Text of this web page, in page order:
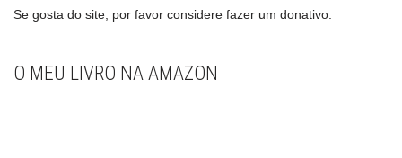
Se gosta do site, por favor considere fazer um donativo.
O MEU LIVRO NA AMAZON